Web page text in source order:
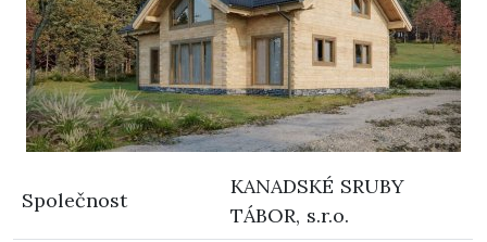
Společnost
KANADSKÉ SRUBY
TÁBOR, s.r.o.